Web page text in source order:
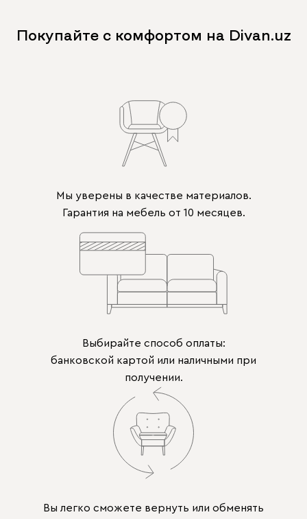
Покупайте с комфортом на Divan.uz
Мы уверены в качестве материалов.
Гарантия на мебель от 10 месяцев.
Выбирайте способ оплаты:
банковской картой или наличными при
получении.
Вы легко сможете вернуть или обменять